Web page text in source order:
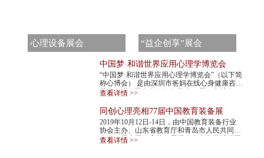
心理设备展会 “益企创享”展会
中国梦·和谐世界应用心理学博览会
“中国梦·和谐世界应用心理学博览会”（以下简
称心博会） 是由深圳市爸妈在线心身健康咨询
股份有限公司发起，每年举办一届。心博会，
不仅是世界民间组织主办的心理学最高级...
查看详情 >>
同创心理亮相77届中国教育装备展
2019年10月12日-14日，由中国教育装备行业
协会主办、山东省教育厅和青岛市人民共同承
办的77届中国教育装备展示会在青岛世博城国
际展览中心举行。同创心理作为心理机构代表
查看详情 >>